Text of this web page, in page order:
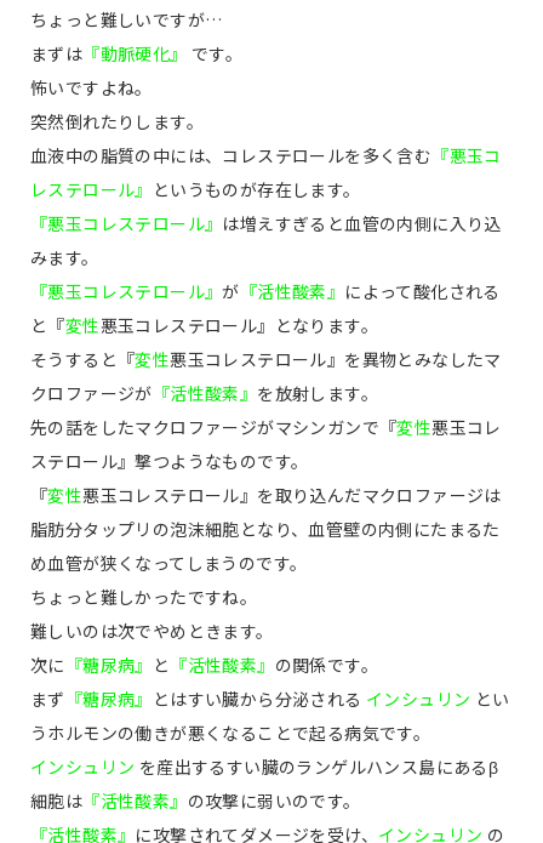
ちょっと難しいですが…
まずは 『動脈硬化』 です。
怖いですよね。
突然倒れたりします。
血液中の脂質の中には、コレステロールを多く含む 『悪玉コ
レステロール』 というものが存在します。
『悪玉コレステロール』 は増えすぎると血管の内側に入り込
みます。
『悪玉コレステロール』が 『活性酸素』 によって酸化される
と『変性悪玉コレステロール』となります。
そうすると『変性悪玉コレステロール』を異物とみなしたマ
クロファージが 『活性酸素』 を放射します。
先の話をしたマクロファージがマシンガンで『変性悪玉コレ
ステロール』撃つようなものです。
『変性悪玉コレステロール』を取り込んだマクロファージは
脂肪分タップリの泡沫細胞となり、血管壁の内側にたまるた
め血管が狭くなってしまうのです。
ちょっと難しかったですね。
難しいのは次でやめときます。
次に 『糖尿病』 と 『活性酸素』 の関係です。
まず 『糖尿病』 とはすい臓から分泌される インシュリン とい
うホルモンの働きが悪くなることで起る病気です。
インシュリン を産出するすい臓のランゲルハンス島にあるβ
細胞は 『活性酸素』 の攻撃に弱いのです。
『活性酸素』 に攻撃されてダメージを受け、 インシュリン の